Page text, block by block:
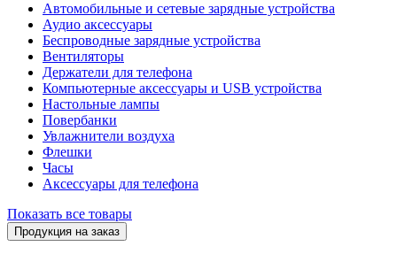
Автомобильные и сетевые зарядные устройства
Аудио аксессуары
Беспроводные зарядные устройства
Вентиляторы
Держатели для телефона
Компьютерные аксессуары и USB устройства
Настольные лампы
Повербанки
Увлажнители воздуха
Флешки
Часы
Аксессуары для телефона
Показать все товары
Продукция на заказ